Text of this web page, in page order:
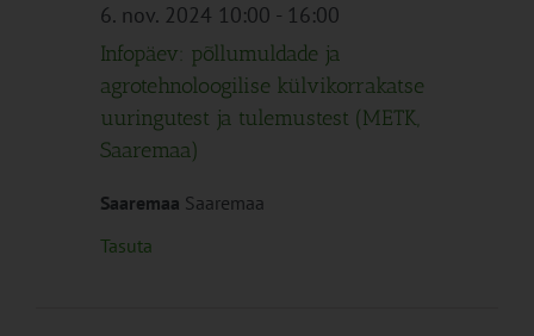
6. nov. 2024 10:00 - 16:00
Infopäev: põllumuldade ja
agrotehnoloogilise külvikorrakatse
uuringutest ja tulemustest (METK,
Saaremaa)
Saaremaa Saaremaa
Tasuta